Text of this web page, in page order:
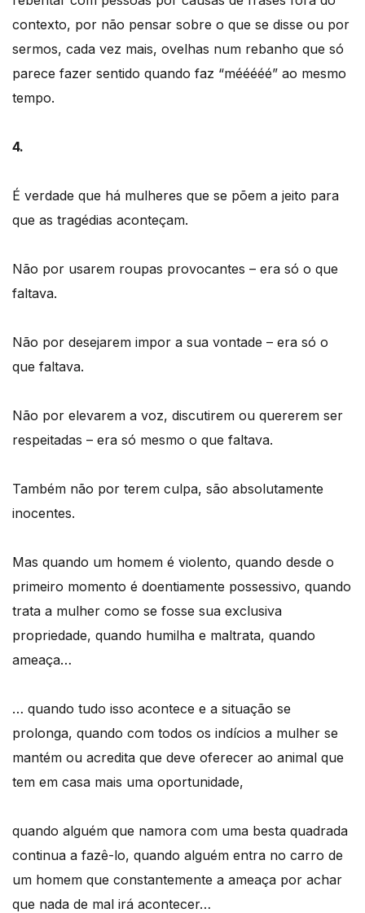
contexto, por não pensar sobre o que se disse ou por
sermos, cada vez mais, ovelhas num rebanho que só
parece fazer sentido quando faz “mééééé” ao mesmo
tempo.
4.
É verdade que há mulheres que se põem a jeito para
que as tragédias aconteçam.
Não por usarem roupas provocantes – era só o que
faltava.
Não por desejarem impor a sua vontade – era só o
que faltava.
Não por elevarem a voz, discutirem ou quererem ser
respeitadas – era só mesmo o que faltava.
Também não por terem culpa, são absolutamente
inocentes.
Mas quando um homem é violento, quando desde o
primeiro momento é doentiamente possessivo, quando
trata a mulher como se fosse sua exclusiva
propriedade, quando humilha e maltrata, quando
ameaça…
… quando tudo isso acontece e a situação se
prolonga, quando com todos os indícios a mulher se
mantém ou acredita que deve oferecer ao animal que
tem em casa mais uma oportunidade,
quando alguém que namora com uma besta quadrada
continua a fazê-lo, quando alguém entra no carro de
um homem que constantemente a ameaça por achar
que nada de mal irá acontecer…